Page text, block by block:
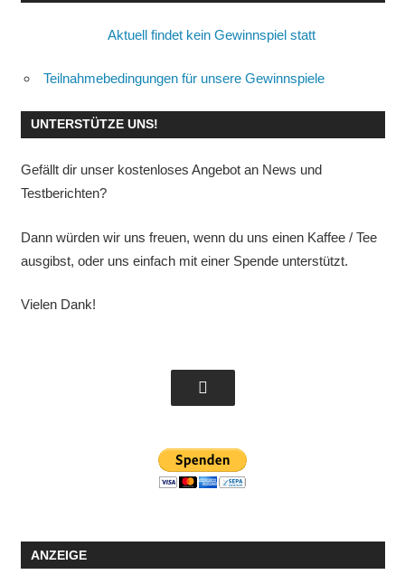
Aktuell findet kein Gewinnspiel statt
Teilnahmebedingungen für unsere Gewinnspiele
UNTERSTÜTZE UNS!
Gefällt dir unser kostenloses Angebot an News und
Testberichten?
Dann würden wir uns freuen, wenn du uns einen Kaffee / Tee
ausgibst, oder uns einfach mit einer Spende unterstützt.
Vielen Dank!
ANZEIGE